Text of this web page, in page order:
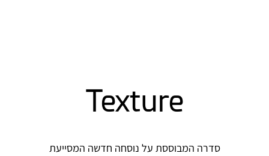
Texture
סדרה המבוססת על נוסחה חדשה המסייעת